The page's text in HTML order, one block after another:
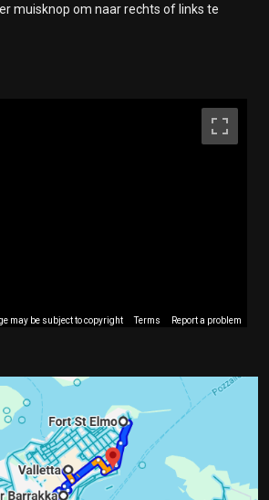
muisknop om naar rechts of links te
may be subject to copyright Terms Report a problem